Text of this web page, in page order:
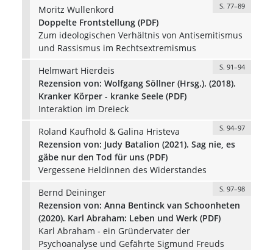
Moritz Wullenkord
S. 77–89
Doppelte Frontstellung (PDF)
Zum ideologischen Verhältnis von Antisemitismus
und Rassismus im Rechtsextremismus
Helmwart Hierdeis
S. 91–94
Rezension von: Wolfgang Söllner (Hrsg.). (2018).
Kranker Körper - kranke Seele (PDF)
Interaktion im Dreieck
Roland Kaufhold & Galina Hristeva
S. 94–97
Rezension von: Judy Batalion (2021). Sag nie, es
gäbe nur den Tod für uns (PDF)
Vergessene Heldinnen des Widerstandes
Bernd Deininger
S. 97–98
Rezension von: Anna Bentinck van Schoonheten
(2020). Karl Abraham: Leben und Werk (PDF)
Karl Abraham - ein Gründervater der
Psychoanalyse und Gefährte Sigmund Freuds